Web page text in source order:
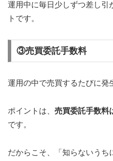
運用中に毎日少しずつ差し引
トです。
③売買委託手数料
運用の中で売買するたびに発
ポイントは、 売買委託手数料
です。
だからこそ、「知らないうち